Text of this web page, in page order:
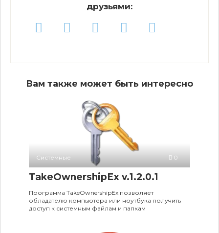
друзьями:
Вам также может быть интересно
Системные 0
TakeOwnershipEx v.1.2.0.1
Программа TakeOwnershipEx позволяет
обладателю компьютера или ноутбука получить
доступ к системным файлам и папкам